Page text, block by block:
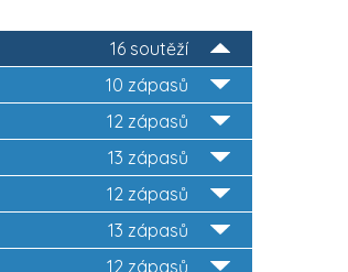
16 soutěží
10 zápasů
12 zápasů
13 zápasů
12 zápasů
13 zápasů
12 zápasů